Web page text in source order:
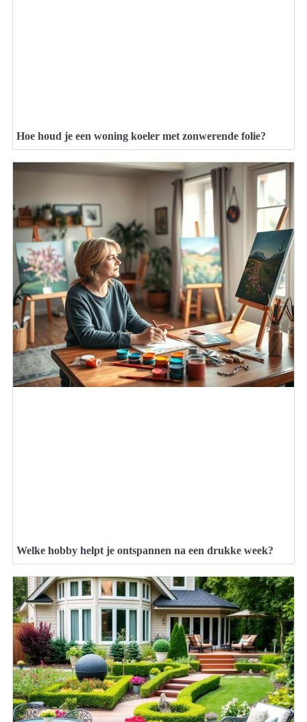
Hoe houd je een woning koeler met zonwerende folie?
Welke hobby helpt je ontspannen na een drukke week?